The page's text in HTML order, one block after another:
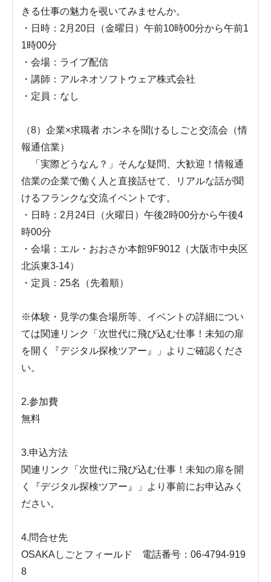
きる仕事の魅力を覗いてみませんか。
・日時：2月20日（金曜日）午前10時00分から午前1
1時00分
・会場：ライブ配信
・講師：アルネオソフトウェア株式会社
・定員：なし
（8）企業×求職者 ホンネを聞けるしごと交流会（情
報通信業）
「実際どうなん？」そんな疑問、大歓迎！情報通
信業の企業で働く人と直接話せて、リアルな話が聞
けるフランクな交流イベントです。
・日時：2月24日（火曜日）午後2時00分から午後4
時00分
・会場：エル・おおさか本館9F9012（大阪市中央区
北浜東3-14）
・定員：25名（先着順）
※体験・見学の集合場所等、イベントの詳細につい
ては関連リンク「次世代に飛び込む仕事！未知の扉
を開く『デジタル探検ツアー』」よりご確認くださ
い。
2.参加費
無料
3.申込方法
関連リンク「次世代に飛び込む仕事！未知の扉を開
く『デジタル探検ツアー』」より事前にお申込みく
ださい。
4.問合せ先
OSAKAしごとフィールド 電話番号：06-4794-919
8